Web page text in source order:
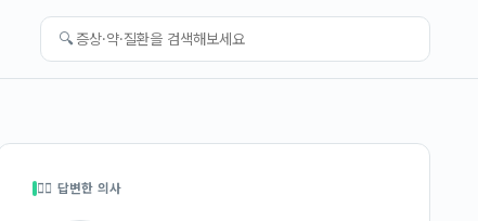
🔍
👩‍⚕️ 답변한 의사